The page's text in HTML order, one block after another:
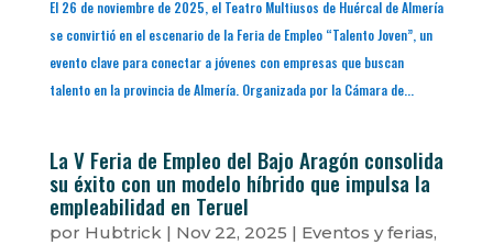
El 26 de noviembre de 2025, el Teatro Multiusos de Huércal de Almería
se convirtió en el escenario de la Feria de Empleo “Talento Joven”, un
evento clave para conectar a jóvenes con empresas que buscan
talento en la provincia de Almería. Organizada por la Cámara de...
La V Feria de Empleo del Bajo Aragón consolida
su éxito con un modelo híbrido que impulsa la
empleabilidad en Teruel
por Hubtrick| Nov 22, 2025 | Eventos y ferias,